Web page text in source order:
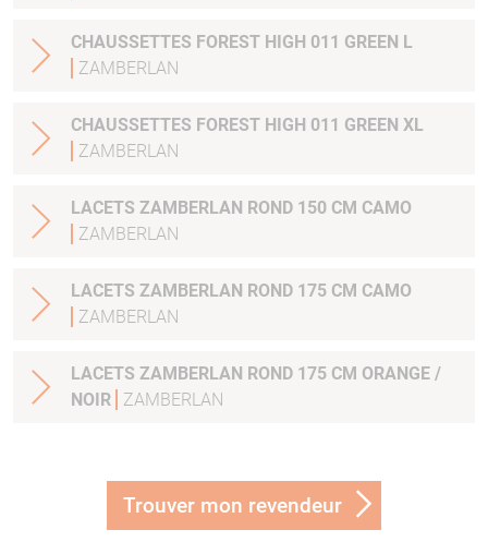
CHAUSSETTES FOREST HIGH 011 GREEN L
ZAMBERLAN
CHAUSSETTES FOREST HIGH 011 GREEN XL
ZAMBERLAN
LACETS ZAMBERLAN ROND 150 CM CAMO
ZAMBERLAN
LACETS ZAMBERLAN ROND 175 CM CAMO
ZAMBERLAN
LACETS ZAMBERLAN ROND 175 CM ORANGE /
NOIR
ZAMBERLAN
Trouver mon revendeur